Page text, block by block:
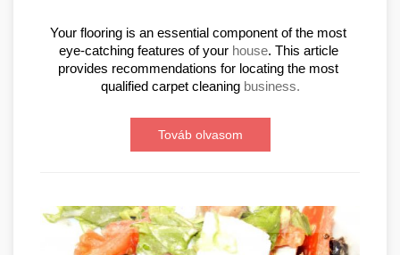
Your flooring is an essential component of the most
eye-catching features of your house. This article
provides recommendations for locating the most
qualified carpet cleaning business.
Továb olvasom